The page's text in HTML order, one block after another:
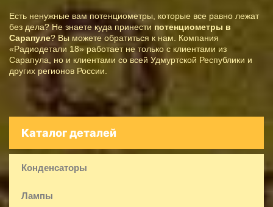
Есть ненужные вам потенциометры, которые все равно лежат
без дела? Не знаете куда принести потенциометры в
Сарапуле? Вы можете обратиться к нам. Компания
«Радиодетали 18» работает не только с клиентами из
Сарапула, но и клиентами со всей Удмуртской Республики и
других регионов России.
Каталог деталей
Конденсаторы
Лампы